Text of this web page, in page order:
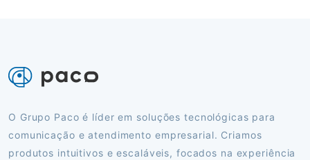
O Grupo Paco é líder em soluções tecnológicas para
comunicação e atendimento empresarial. Criamos
produtos intuitivos e escaláveis, focados na experiência